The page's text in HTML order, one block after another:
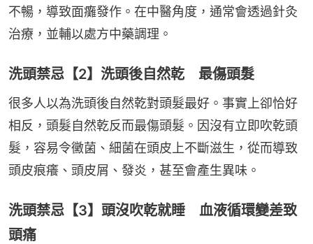
不暢，導致面癱發作。在中醫角度，通常會透過針灸
治療，並輔以處方中藥調理。
洗頭禁忌【2】洗頭後自然乾 最傷頭髮
很多人以為洗頭後自然乾對頭髮最好。事實上卻恰好
相反，頭髮自然乾反而最傷頭髮。因沒有立即吹乾頭
髮，容易令黴菌、細菌在頭皮上不斷滋生，從而導致
頭皮痕癢、頭皮屑、發炎，甚至會產生異味。
洗頭禁忌【3】頭沒吹乾就睡 血液循環變差致
頭痛